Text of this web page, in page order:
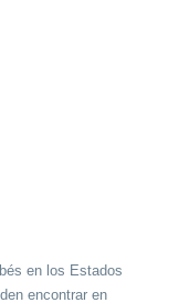
en los Estados
encontrar en